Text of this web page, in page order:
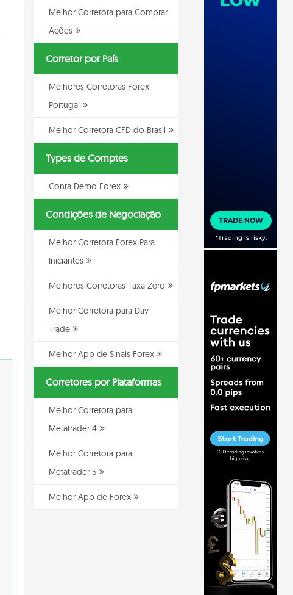
Melhor Corretora para Comprar
Ações
Corretor por País
Melhores Corretoras Forex
Portugal
Melhor Corretora CFD do Brasil
Types de Comptes
Conta Demo Forex
Condições de Negociação
Melhor Corretora Forex Para
Iniciantes
Melhores Corretoras Taxa Zero
Melhor Corretora para Day
Trade
Melhor App de Sinais Forex
Corretores por Plataformas
Melhor Corretora para
Metatrader 4
Melhor Corretora para
Metatrader 5
Melhor App de Forex